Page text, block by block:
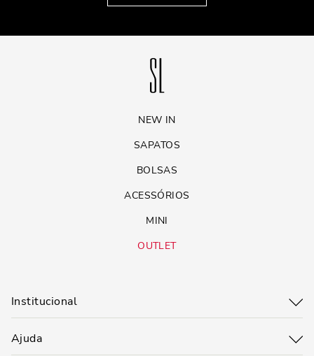
NEW IN
SAPATOS
BOLSAS
ACESSÓRIOS
MINI
OUTLET
Institucional
Ajuda